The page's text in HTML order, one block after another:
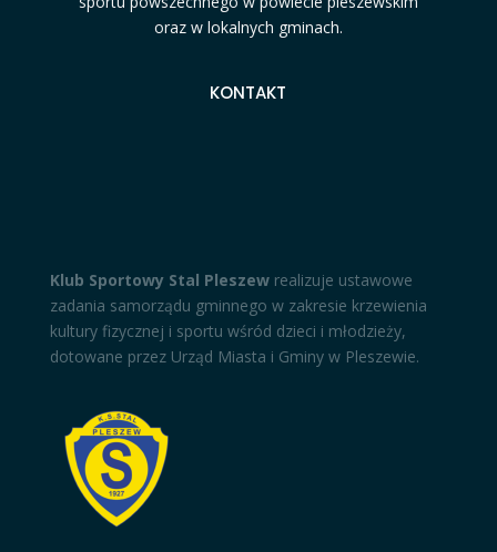
oraz w lokalnych gminach.
KONTAKT
Klub Sportowy Stal Pleszewrealizuje ustawowe
zadania samorządu gminnego w zakresie krzewienia
kultury fizycznej i sportu wśród dzieci i młodzieży,
dotowane przez Urząd Miasta i Gminy w Pleszewie.